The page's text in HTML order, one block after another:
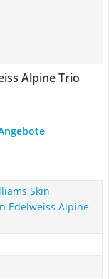
Alpine Trio
Skin
Edelweiss Alpine